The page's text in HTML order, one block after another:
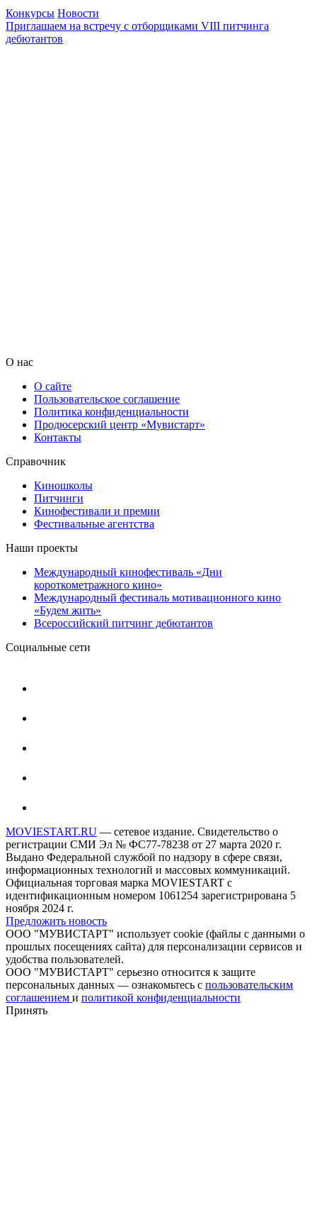
Конкурсы Новости
Приглашаем на встречу с отборщиками VIII питчинга
дебютантов
О нас
О сайте
Пользовательское соглашение
Политика конфиденциальности
Продюсерский центр «Мувистарт»
Контакты
Справочник
Киношколы
Питчинги
Кинофестивали и премии
Фестивальные агентства
Наши проекты
Международный кинофестиваль «Дни
короткометражного кино»
Международный фестиваль мотивационного кино
«Будем жить»
Всероссийский питчинг дебютантов
Социальные сети
MOVIESTART.RU — сетевое издание. Свидетельство о
регистрации СМИ Эл № ФС77-78238 от 27 марта 2020 г.
Выдано Федеральной службой по надзору в сфере связи,
информационных технологий и массовых коммуникаций.
Официальная торговая марка MOVIESTART с
идентификационным номером 1061254 зарегистрирована 5
ноября 2024 г.
Предложить новость
ООО "МУВИСТАРТ" использует cookie (файлы с данными о
прошлых посещениях сайта) для персонализации сервисов и
удобства пользователей.
ООО "МУВИСТАРТ" серьезно относится к защите
персональных данных — ознакомьтесь с пользовательским
соглашением и политикой конфиденциальности
Принять